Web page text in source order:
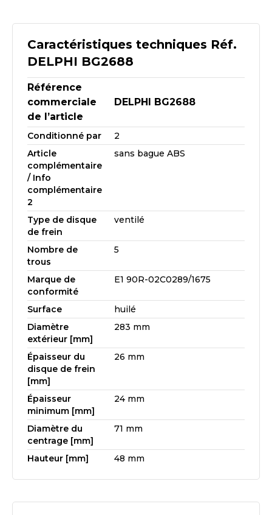
Caractéristiques techniques Réf.
DELPHI BG2688
Référence
commerciale
de l’article
DELPHI BG2688
Conditionné par
2
Article
complémentaire
/ Info
complémentaire
2
sans bague ABS
Type de disque
de frein
ventilé
Nombre de
trous
5
Marque de
conformité
E1 90R-02C0289/1675
Surface
huilé
Diamètre
extérieur [mm]
283 mm
Épaisseur du
disque de frein
[mm]
26 mm
Épaisseur
minimum [mm]
24 mm
Diamètre du
centrage [mm]
71 mm
Hauteur [mm] 48 mm